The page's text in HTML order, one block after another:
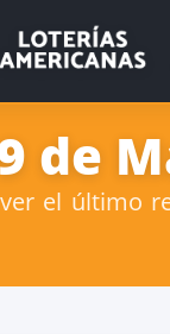
de
el último